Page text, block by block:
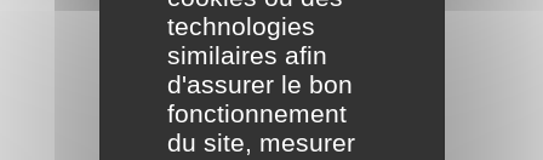
technologies
similaires afin
d'assurer le bon
fonctionnement
du site, mesurer